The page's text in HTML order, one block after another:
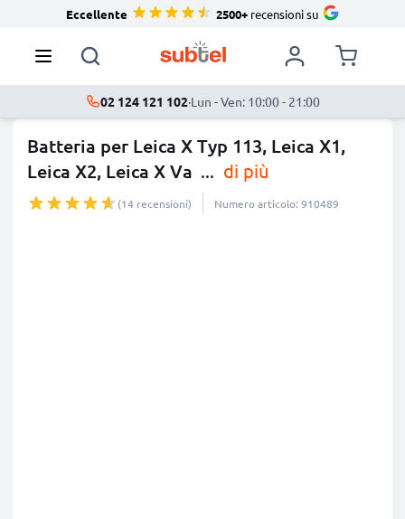
Eccellente 2500+recensioni su
02 124 121 102·Lun - Ven: 10:00 - 21:00
Batteria per Leica X Typ 113, Leica X1,
Leica X2, Leica X Va ... di più
(14 recensioni) Numero articolo: 910489